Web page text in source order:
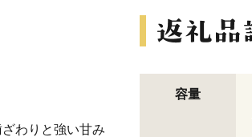
わりと強い甘み
容量